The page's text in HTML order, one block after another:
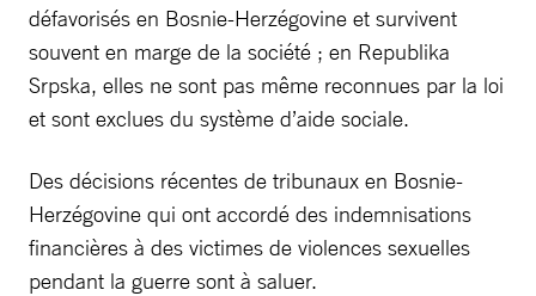
défavorisés en Bosnie-Herzégovine et survivent
souvent en marge de la société ; en Republika
Srpska, elles ne sont pas même reconnues par la loi
et sont exclues du système d’aide sociale.
Des décisions récentes de tribunaux en Bosnie-
Herzégovine qui ont accordé des indemnisations
financières à des victimes de violences sexuelles
pendant la guerre sont à saluer.